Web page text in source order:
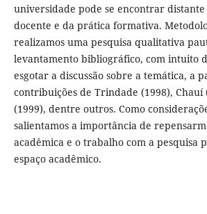
universidade pode se encontrar
docente e da prática formativa.
realizamos uma pesquisa qualitativa
levantamento bibliográfico, com intuito
esgotar a discussão sobre a temática, a
contribuições de Trindade (1998), Chauí
(1999), dentre outros. Como
salientamos a importância de
acadêmica e o trabalho com a pesquisa
espaço acadêmico.